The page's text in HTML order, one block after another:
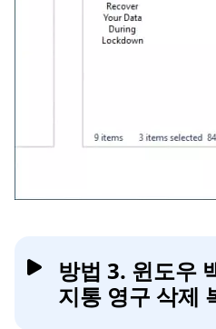
방법 3. 윈도우
지통 영구 삭제